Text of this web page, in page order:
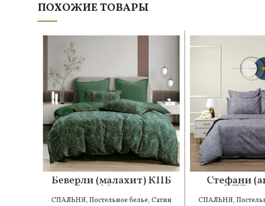
ПОХОЖИЕ ТОВАРЫ
Беверли (малахит) КПБ
Евро Макси 2н
СПАЛЬНЯ, Постельное белье, Сатин
Стефани
КПБ
СПАЛЬНЯ,